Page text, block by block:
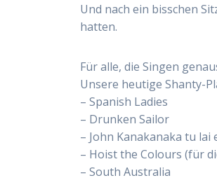
Und nach ein bisschen
hatten.
Für alle, die Singen
Unsere heutige Shanty-
– Spanish Ladies
– Drunken Sailor
– John Kanakanaka tu lai
– Hoist the Colours (für
– South Australia